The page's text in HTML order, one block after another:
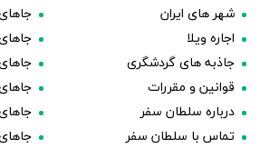
شهر های ایران
اجاره ویلا
جاذبه های گردشگری
قوانین و مقررات
درباره سلطان سفر
تماس با سلطان سفر